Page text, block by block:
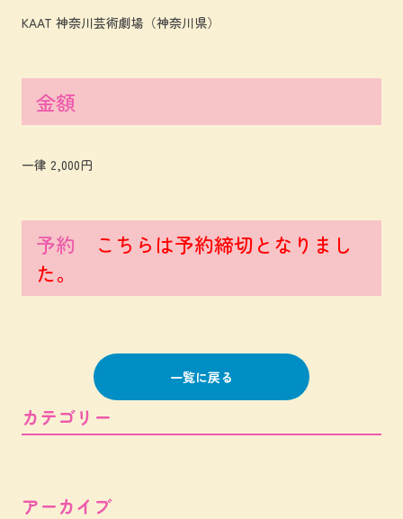
KAAT 神奈川芸術劇場（神奈川県）
金額
一律 2,000円
予約
こちらは予約締切となりまし
た。
一覧に戻る
カテゴリー
アーカイブ